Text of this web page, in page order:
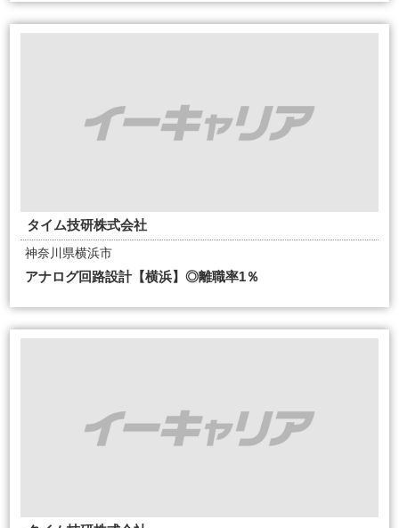
タイム技研株式会社
神奈川県横浜市
アナログ回路設計【横浜】◎離職率1％